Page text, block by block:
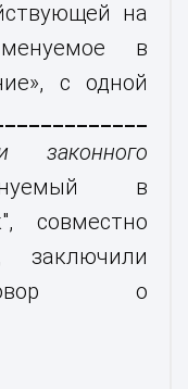
на
в
с одной
законного
в
совместно
заключили
о